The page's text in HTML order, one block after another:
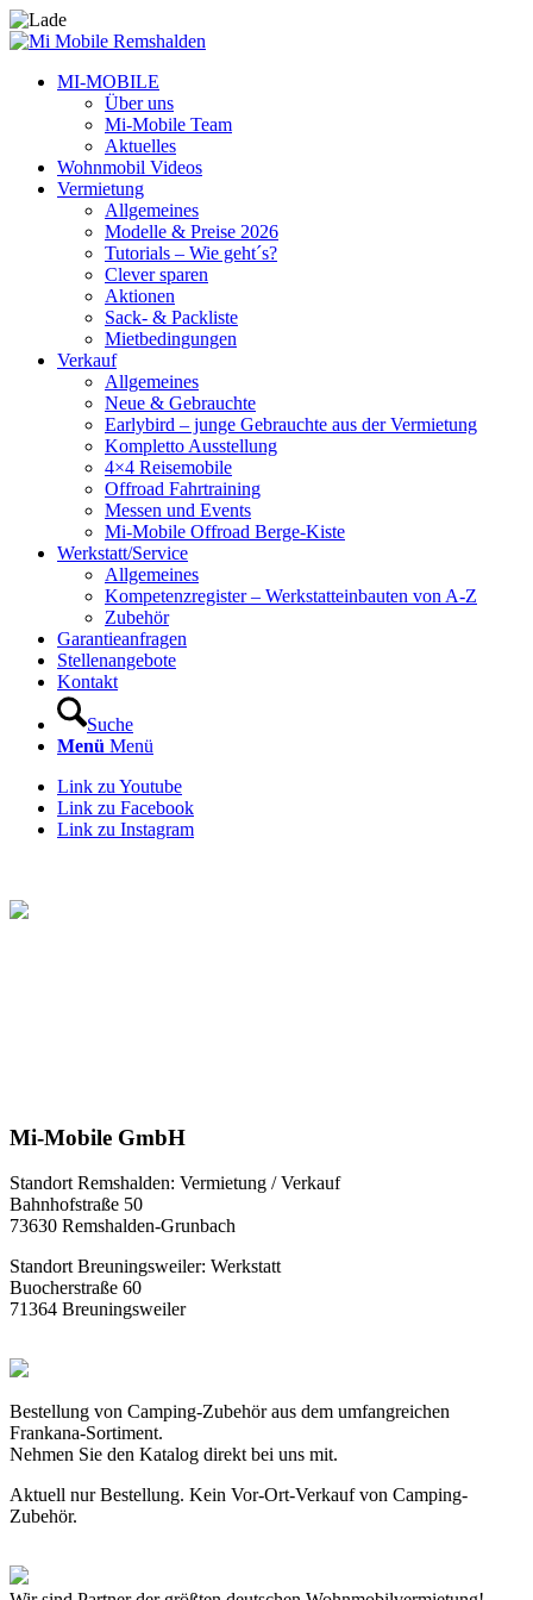
MI-MOBILE
Über uns
Mi-Mobile Team
Aktuelles
Wohnmobil Videos
Vermietung
Allgemeines
Modelle & Preise 2026
Tutorials – Wie geht´s?
Clever sparen
Aktionen
Sack- & Packliste
Mietbedingungen
Verkauf
Allgemeines
Neue & Gebrauchte
Earlybird – junge Gebrauchte aus der Vermietung
Kompletto Ausstellung
4×4 Reisemobile
Offroad Fahrtraining
Messen und Events
Mi-Mobile Offroad Berge-Kiste
Werkstatt/Service
Allgemeines
Kompetenzregister – Werkstatteinbauten von A-Z
Zubehör
Garantieanfragen
Stellenangebote
Kontakt
Suche
Menü Menü
Link zu Youtube
Link zu Facebook
Link zu Instagram
Mi-Mobile GmbH
Standort Remshalden: Vermietung / Verkauf
Bahnhofstraße 50
73630 Remshalden-Grunbach
Standort Breuningsweiler: Werkstatt
Buocherstraße 60
71364 Breuningsweiler
Bestellung von Camping-Zubehör aus dem umfangreichen
Frankana-Sortiment.
Nehmen Sie den Katalog direkt bei uns mit.
Aktuell nur Bestellung. Kein Vor-Ort-Verkauf von Camping-
Zubehör.